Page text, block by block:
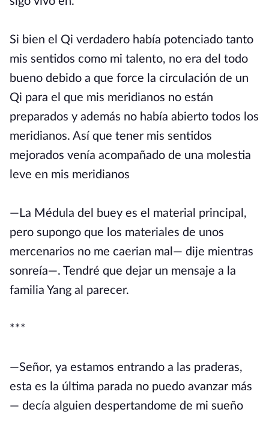
Si bien el Qi verdadero había potenciado tanto
mis sentidos como mi talento, no era del todo
bueno debido a que force la circulación de un
Qi para el que mis meridianos no están
preparados y además no había abierto todos los
meridianos. Así que tener mis sentidos
mejorados venía acompañado de una molestia
leve en mis meridianos
—La Médula del buey es el material principal,
pero supongo que los materiales de unos
mercenarios no me caerian mal— dije mientras
sonreía—. Tendré que dejar un mensaje a la
familia Yang al parecer.
***
—Señor, ya estamos entrando a las praderas,
esta es la última parada no puedo avanzar más
— decía alguien despertandome de mi sueño